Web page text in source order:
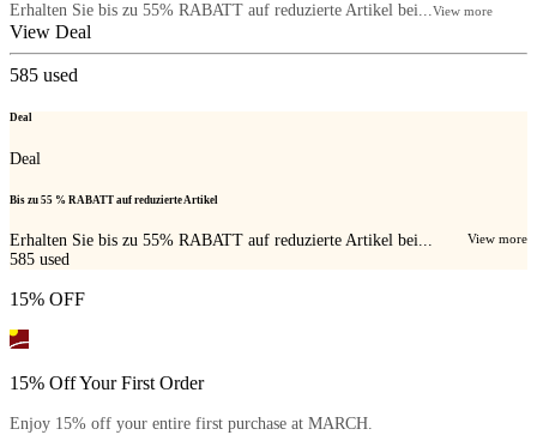
Erhalten Sie bis zu 55% RABATT auf reduzierte Artikel bei...View more
View Deal
585 used
Deal
Deal
Bis zu 55 % RABATT auf reduzierte Artikel
Erhalten Sie bis zu 55% RABATT auf reduzierte Artikel bei... View more
585 used
15% OFF
15% Off Your First Order
Enjoy 15% off your entire first purchase at MARCH.